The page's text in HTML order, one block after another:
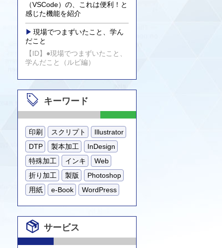
（VSCode）の、これは便利！と
感じた機能を紹介
現場でつまずいたこと、学ん
だこと
【ID】●現場でつまずいたこと、
学んだこと（ルビ編）
キーワード
印刷 スクリプト
Illustrator
DTP
製本加工
InDesign
特殊加工
インキ
Web
折り加工
製版
Photoshop
用紙
e-Book WordPress
サービス